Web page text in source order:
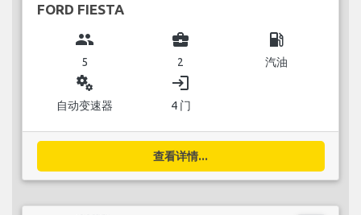
FORD FIESTA
group
5
business_center
2
local_gas_station
汽油
miscellaneous_services
自动变速器
login
4 门
查看详情...